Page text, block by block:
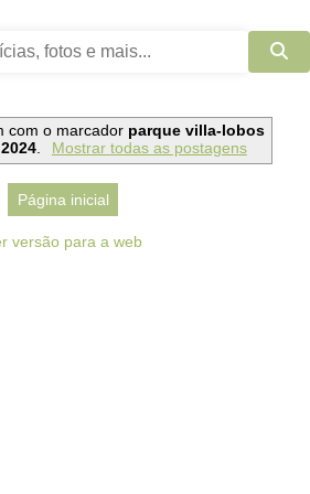
com o marcador parque villa-lobos
. Mostrar todas as postagens
Página inicial
versão para a web